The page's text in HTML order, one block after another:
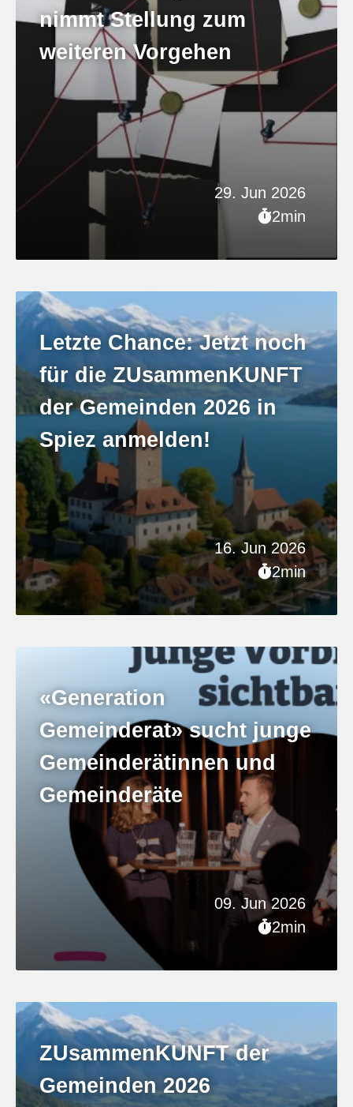
29. Jun 2026
2min
nimmt Stellung zum
weiteren Vorgehen
16. Jun 2026
2min
Letzte Chance: Jetzt noch
für die ZUsammenKUNFT
der Gemeinden 2026 in
Spiez anmelden!
09. Jun 2026
2min
«Generation
Gemeinderat» sucht junge
Gemeinderätinnen und
Gemeinderäte
ZUsammenKUNFT der
Gemeinden 2026